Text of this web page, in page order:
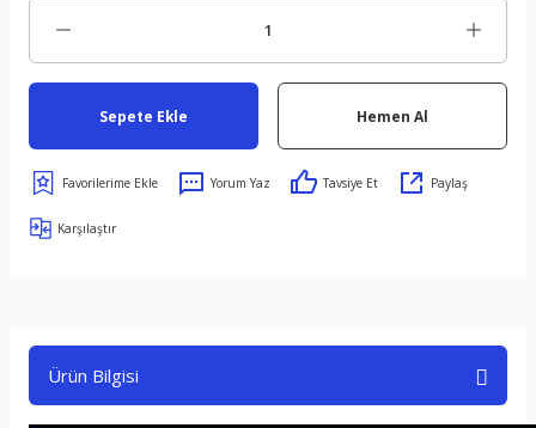
Sepete Ekle Hemen Al
Yorum Yaz Tavsiye Et Paylaş
Karşılaştır
Ürün Bilgisi